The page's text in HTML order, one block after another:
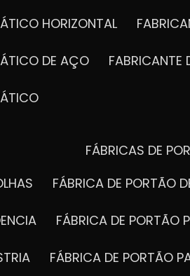
HORIZONTAL
DE AÇO
FÁBRICAS DE
FÁBRICA DE PORTÃO
FÁBRICA DE
FÁBRICA DE PORTÃO